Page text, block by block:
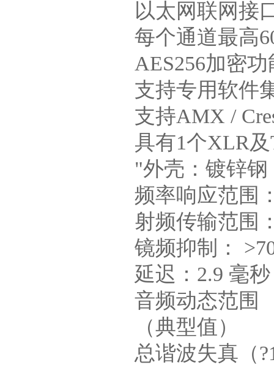
以太网联网接
每个通道最高
AES256加密
支持专用软件
支持AMX /
具有1个XLR
"外壳：镀锌钢
频率响应范围
射频传输范围
镜频抑制：
延迟：2.9 毫
音频动态范围
（典型值）
总谐波失真（